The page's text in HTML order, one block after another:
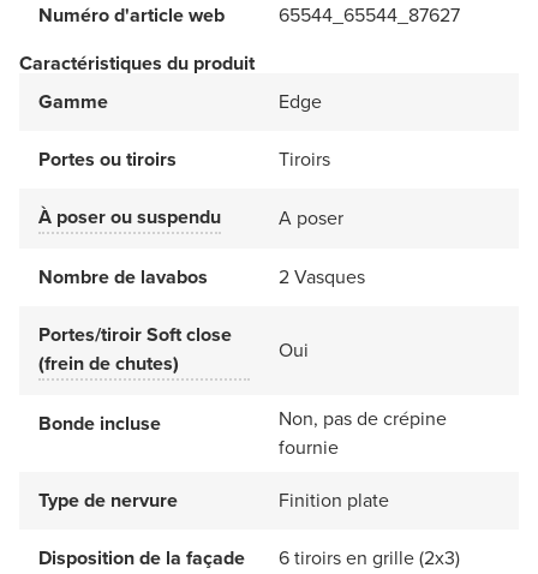
Numéro d'article web
65544_65544_87627
Caractéristiques du produit
Gamme
Edge
Portes ou tiroirs Tiroirs
À poser ou suspendu A poser
Nombre de lavabos 2 Vasques
Portes/tiroir Soft close
(frein de chutes)
Oui
Bonde incluse
Non, pas de crépine
fournie
Type de nervure
Finition plate
Disposition de la façade 6 tiroirs en grille (2x3)